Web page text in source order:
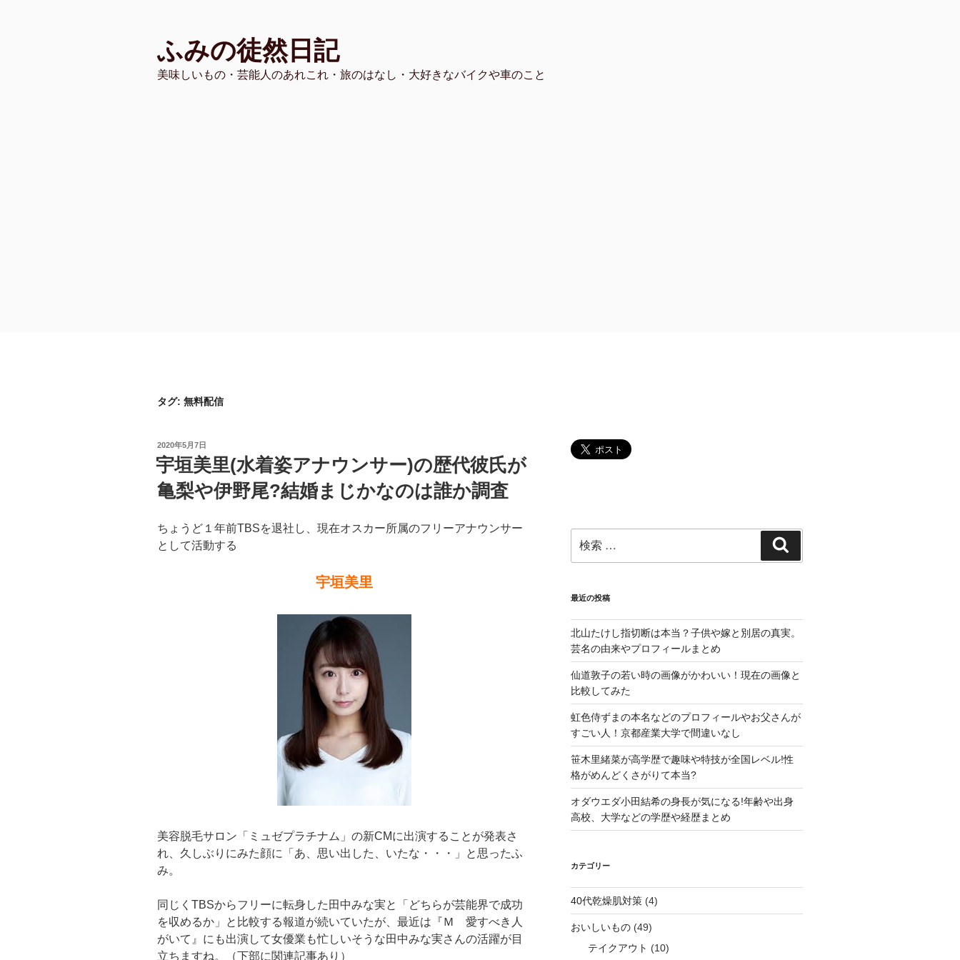
ふみの徒然日記
美味しいもの・芸能人のあれこれ・旅のはなし・大好きなバイクや車のこと
タグ: 無料配信
投
稿
日:
2020年5月7日
宇垣美里(水着姿アナウンサー)の歴代彼氏が
亀梨や伊野尾?結婚まじかなのは誰か調査
ちょうど１年前TBSを退社し、現在オスカー所属のフリーアナウンサー
として活動する
宇垣美里
美容脱毛サロン「ミュゼプラチナム」の新CMに出演することが発表さ
れ、久しぶりにみた顔に「あ、思い出した、いたな・・・」と思ったふ
み。
同じくTBSからフリーに転身した田中みな実と「どちらが芸能界で成功
を収めるか」と比較する報道が続いていたが、最近は『Ｍ 愛すべき人
がいて』にも出演して女優業も忙しいそうな田中みな実さんの活躍が目
立ちますね。（下部に関連記事あり）
索:
索
最近の投稿
北山たけし指切断は本当？子供や嫁と別居の真実。
芸名の由来やプロフィールまとめ
仙道敦子の若い時の画像がかわいい！現在の画像と
比較してみた
虹色侍ずまの本名などのプロフィールやお父さんが
すごい人！京都産業大学で間違いなし
笹木里緒菜が高学歴で趣味や特技が全国レベル!性
格がめんどくさがりて本当?
オダウエダ小田結希の身長が気になる!年齢や出身
高校、大学などの学歴や経歴まとめ
カテゴリー
40代乾燥肌対策(4)
おいしいもの(49)
テイクアウト (10)